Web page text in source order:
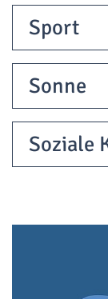
Sport
Sonne
Soziale